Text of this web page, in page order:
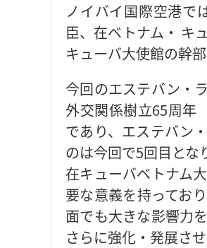
ノイバイ国際空港で
臣、在ベトナム・ キ
キューバ大使館の幹
今回のエステバン・
外交関係樹立65周年
であり、エステバン
のは今回で5回目とな
在キューバベトナム
要な意義を持ってお
面でも大きな影響力
さらに強化・発展さ